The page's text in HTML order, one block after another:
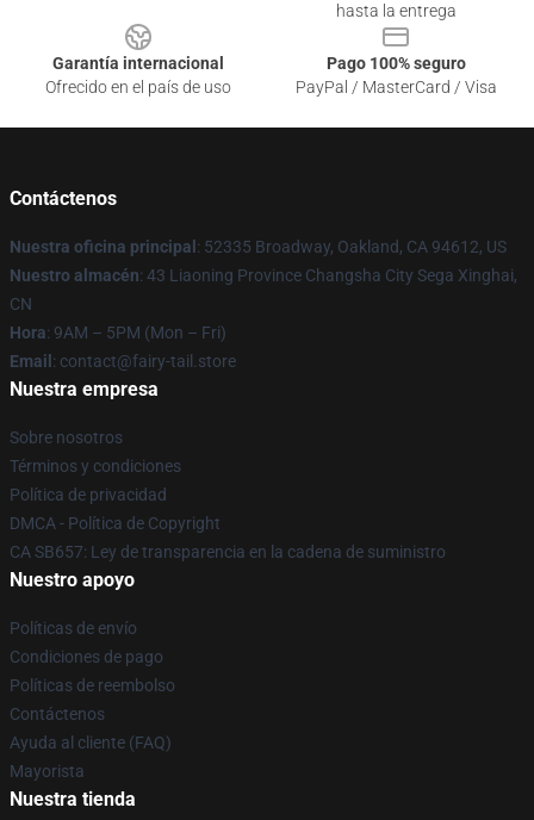
hasta la entrega
Garantía internacional
Ofrecido en el país de uso
Pago 100% seguro
PayPal / MasterCard / Visa
Contáctenos
Nuestra oficina principal : 52335 Broadway, Oakland, CA 94612, US
Nuestro almacén: 43 Liaoning Province Changsha City Sega Xinghai,
CN
Hora: 9AM – 5PM (Mon – Fri)
Email : contact@fairy-tail.store
Nuestra empresa
Sobre nosotros
Términos y condiciones
Política de privacidad
DMCA - Política de Copyright
CA SB657: Ley de transparencia en la cadena de suministro
Nuestro apoyo
Políticas de envío
Condiciones de pago
Políticas de reembolso
Contáctenos
Ayuda al cliente (FAQ)
Mayorista
Nuestra tienda